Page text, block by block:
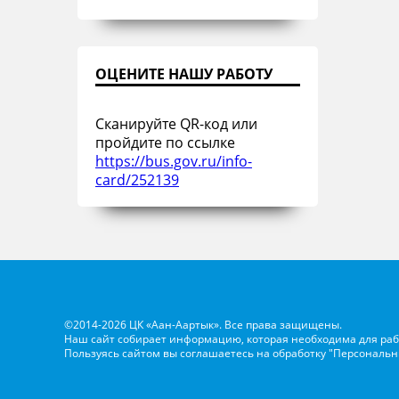
ОЦЕНИТЕ НАШУ РАБОТУ
Сканируйте QR-код или
пройдите по ссылке
https://bus.gov.ru/info-
card/252139
©2014-2026 ЦК «Аан-Аартык». Все права защищены.
Наш сайт собирает информацию, которая необходима для
Пользуясь сайтом вы соглашаетесь на обработку